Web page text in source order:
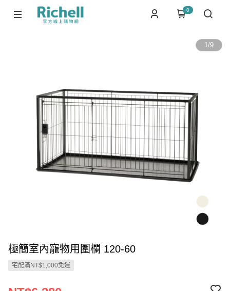
0
1/9
極簡室內寵物用圍欄 120-60
宅配滿NT$1,000免運